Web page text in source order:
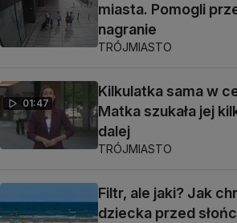
miasta. Pomogli
nagranie
TRÓJMIASTO
01:47
Kilkulatka sama w
Matka szukała jej
dalej
TRÓJMIASTO
Filtr, ale jaki? Jak
dziecka przed